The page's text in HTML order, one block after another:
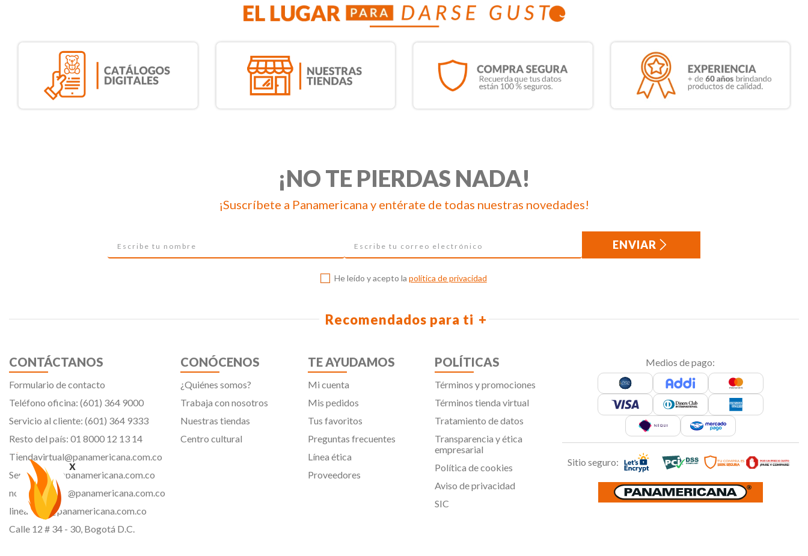
x
¡NO TE PIERDAS NADA!
¡Suscríbete a Panamericana y entérate de todas nuestras novedades!
ENVIAR
He leído y acepto la política de privacidad
Recomendados para ti
CONTÁCTANOS
Formulario de contacto
Teléfono oficina: (601) 364 9000
Servicio al cliente: (601) 364 9333
Resto del país: 01 8000 12 13 14
Tiendavirtual@panamericana.com.co
Servicliente@panamericana.com.co
notificaciones@panamericana.com.co
lineaetica@panamericana.com.co
Calle 12 # 34 - 30, Bogotá D.C.
CONÓCENOS
¿Quiénes somos?
Trabaja con nosotros
Nuestras tiendas
Centro cultural
TE AYUDAMOS
Mi cuenta
Mis pedidos
Tus favoritos
Preguntas frecuentes
Línea ética
Proveedores
POLÍTICAS
Términos y promociones
Términos tienda virtual
Tratamiento de datos
Transparencia y ética
empresarial
Política de cookies
Aviso de privacidad
SIC
Medios de pago:
Sitio seguro: